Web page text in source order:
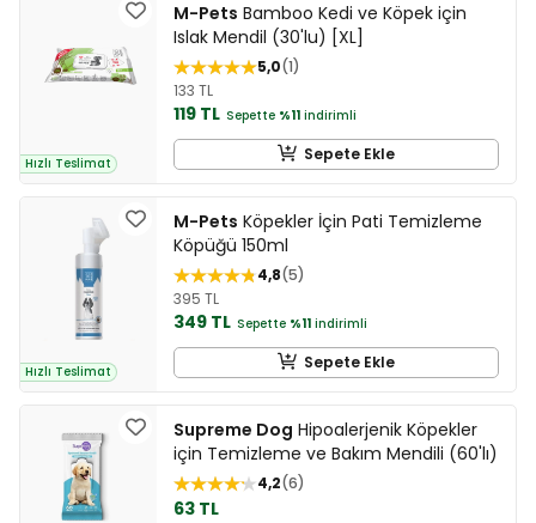
Hızlı Teslimat
M-Pets Bamboo Kedi ve Köpek için
Islak Mendil (30'lu) [XL]
5,0 1
133 TL
119 TL Sepette %11 indirimli
Sepete Ekle
Hızlı Teslimat
M-Pets Köpekler İçin Pati Temizleme
Köpüğü 150ml
4,8 5
395 TL
349 TL Sepette %11 indirimli
Sepete Ekle
Supreme Dog Hipoalerjenik Köpekler
için Temizleme ve Bakım Mendili (60'lı)
4,2 6
63 TL